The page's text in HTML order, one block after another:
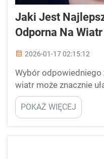
Jaki Jest
Odporna Na Wiatr
2026-01-17 02:15:12
Wybór
wiatr może znacznie
wyjazdów, szczególnie
przygodne wędrówki
Dobra zapalniczka
POKAŻ WIĘCEJ